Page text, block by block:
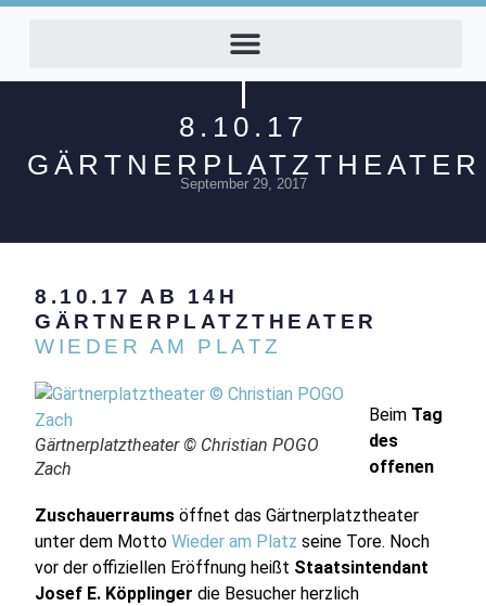
8.10.17
GÄRTNERPLATZTHEATER
September 29, 2017
8.10.17 AB 14H
GÄRTNERPLATZTHEATER
WIEDER AM PLATZ
Gärtnerplatztheater © Christian POGO
Zach
Beim Tag
des
offenen
Zuschauerraums öffnet das Gärtnerplatztheater
unter dem MottoWieder am Platz seine Tore. Noch
vor der offiziellen Eröffnung heißt Staatsintendant
Josef E. Köpplinger die Besucher herzlich